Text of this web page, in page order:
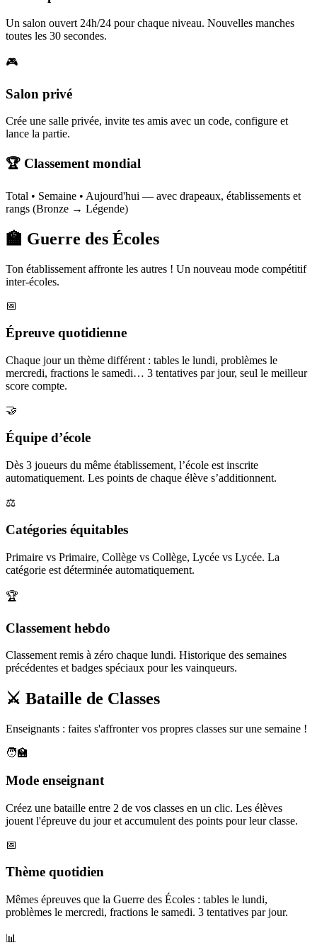
Un salon ouvert 24h/24 pour chaque niveau. Nouvelles manches
toutes les 30 secondes.
🎮
Salon privé
Crée une salle privée, invite tes amis avec un code, configure et
lance la partie.
🏆 Classement mondial
Total • Semaine • Aujourd'hui — avec drapeaux, établissements et
rangs (Bronze → Légende)
🏫 Guerre des Écoles
Ton établissement affronte les autres ! Un nouveau mode compétitif
inter-écoles.
📅
Épreuve quotidienne
Chaque jour un thème différent : tables le lundi, problèmes le
mercredi, fractions le samedi… 3 tentatives par jour, seul le meilleur
score compte.
🤝
Équipe d’école
Dès 3 joueurs du même établissement, l’école est inscrite
automatiquement. Les points de chaque élève s’additionnent.
⚖️
Catégories équitables
Primaire vs Primaire, Collège vs Collège, Lycée vs Lycée. La
catégorie est déterminée automatiquement.
🏆
Classement hebdo
Classement remis à zéro chaque lundi. Historique des semaines
précédentes et badges spéciaux pour les vainqueurs.
⚔️ Bataille de Classes
Enseignants : faites s'affronter vos propres classes sur une semaine !
🧑‍🏫
Mode enseignant
Créez une bataille entre 2 de vos classes en un clic. Les élèves
jouent l'épreuve du jour et accumulent des points pour leur classe.
📅
Thème quotidien
Mêmes épreuves que la Guerre des Écoles : tables le lundi,
problèmes le mercredi, fractions le samedi. 3 tentatives par jour.
📊